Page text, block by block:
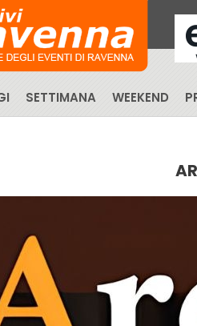
SETTIMANA WEEKEND